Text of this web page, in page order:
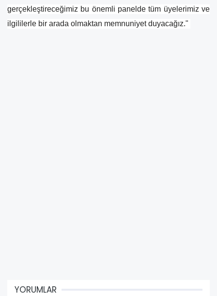
gerçekleştireceğimiz bu önemli panelde tüm üyelerimiz ve
ilgililerle bir arada olmaktan memnuniyet duyacağız."
YORUMLAR